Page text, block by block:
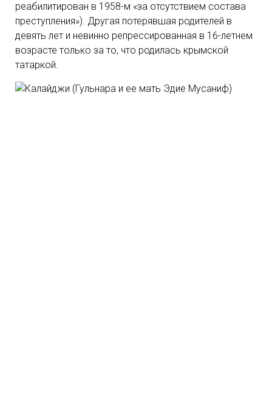
реабилитирован в 1958-м «за отсутствием состава
преступления»). Другая потерявшая родителей в
девять лет и невинно репрессированная в 16-летнем
возрасте только за то, что родилась крымской
татаркой.